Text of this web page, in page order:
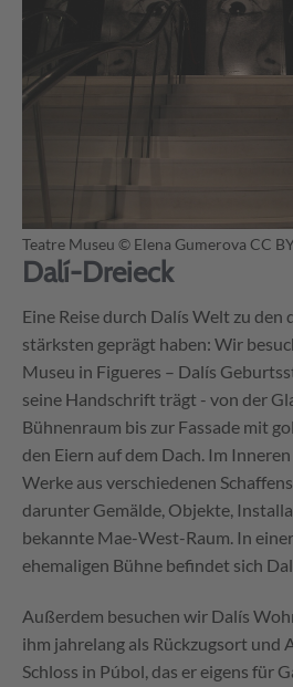
Teatre Museu © Elena Gumerova CC
Dalí-Dreieck
Eine Reise durch Dalís Welt zu den
stärksten geprägt haben: Wir
Museu in Figueres – Dalís
seine Handschrift trägt - von der
Bühnenraum bis zur Fassade mit
den Eiern auf dem Dach. Im
Werke aus verschiedenen
darunter Gemälde, Objekte,
bekannte Mae-West-Raum. In
ehemaligen Bühne befindet sich
Außerdem besuchen wir Dalís
ihm jahrelang als Rückzugsort und
Schloss in Púbol, das er eigens für